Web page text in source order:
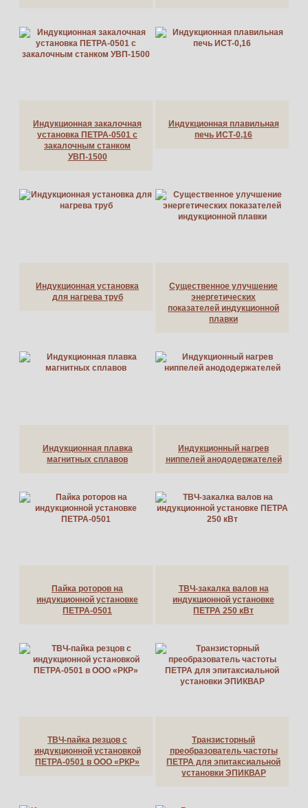
Индукционная закалочная
установка ПЕТРА-0501 с
закалочным станком
УВП-1500
Индукционная плавильная
печь ИСТ-0,16
Индукционная установка
для нагрева труб
Существенное улучшение
энергетических
показателей индукционной
плавки
Индукционная плавка
магнитных сплавов
Индукционный нагрев
ниппелей анододержателей
Пайка роторов на
индукционной установке
ПЕТРА-0501
ТВЧ-закалка валов на
индукционной установке
ПЕТРА 250 кВт
ТВЧ-пайка резцов с
индукционной установкой
ПЕТРА-0501 в ООО «РКР»
Транзисторный
преобразователь частоты
ПЕТРА для эпитаксиальной
установки ЭПИКВАР